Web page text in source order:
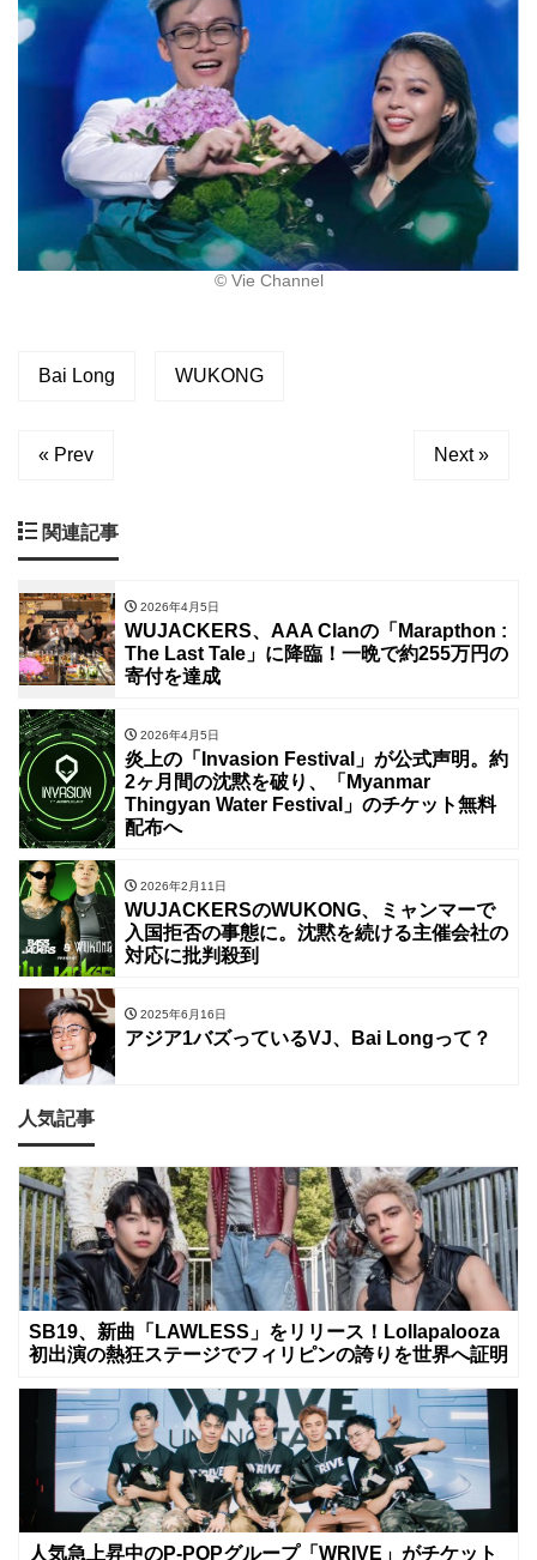
©︎ Vie Channel
Bai Long WUKONG
« Prev Next »
関連記事
2026年4月5日
WUJACKERS、AAA Clanの「Marapthon :
The Last Tale」に降臨！一晩で約255万円の
寄付を達成
2026年4月5日
炎上の「Invasion Festival」が公式声明。約
2ヶ月間の沈黙を破り、「Myanmar
Thingyan Water Festival」のチケット無料
配布へ
2026年2月11日
WUJACKERSのWUKONG、ミャンマーで
入国拒否の事態に。沈黙を続ける主催会社の
対応に批判殺到
2025年6月16日
アジア1バズっているVJ、Bai Longって？
人気記事
SB19、新曲「LAWLESS」をリリース！Lollapalooza
初出演の熱狂ステージでフィリピンの誇りを世界へ証明
人気急上昇中のP-POPグループ「WRIVE」がチケット